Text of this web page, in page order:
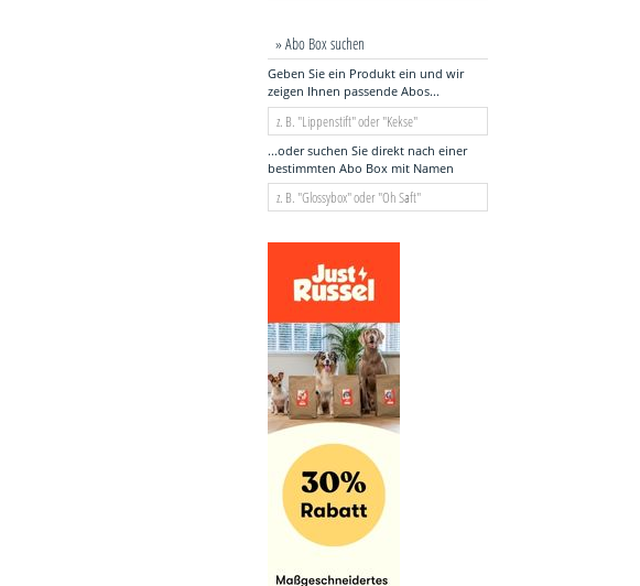
» Abo Box suchen
Geben Sie ein Produkt ein und wir
zeigen Ihnen passende Abos...
...oder suchen Sie direkt nach einer
bestimmten Abo Box mit Namen